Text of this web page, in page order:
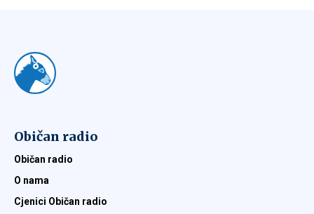
Običan radio
Običan radio
O nama
Cjenici Običan radio